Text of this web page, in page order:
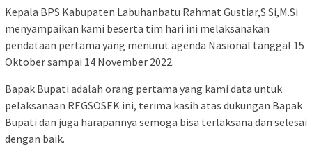
Kepala BPS Kabupaten Labuhanbatu Rahmat Gustiar,S.Si,M.Si
menyampaikan kami beserta tim hari ini melaksanakan
pendataan pertama yang menurut agenda Nasional tanggal 15
Oktober sampai 14 November 2022.
Bapak Bupati adalah orang pertama yang kami data untuk
pelaksanaan REGSOSEK ini, terima kasih atas dukungan Bapak
Bupati dan juga harapannya semoga bisa terlaksana dan selesai
dengan baik.